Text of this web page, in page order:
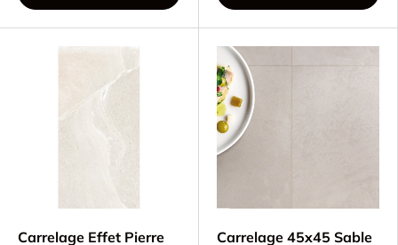
Carrelage Effet Pierre Carrelage 45x45 Sable